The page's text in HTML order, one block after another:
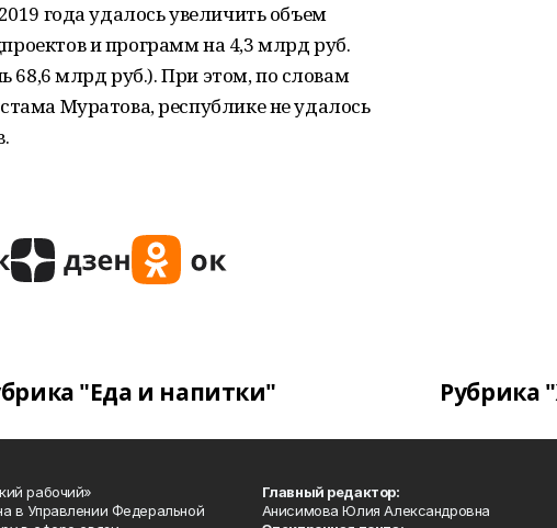
года удалось увеличить объем
и программ на 4,3 млрд руб.
68,6 млрд руб.). При этом, по словам
Муратова, республике не удалось
"Еда и напитки" Рубрика
рабочий»
в Управлении Федеральной
Главный редактор:
Анисимова Юлия Александровна